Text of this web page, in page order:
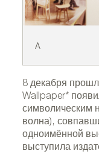
A
8 декабря
Wallpaper*
символическим
волна),
одноимённой
выступила